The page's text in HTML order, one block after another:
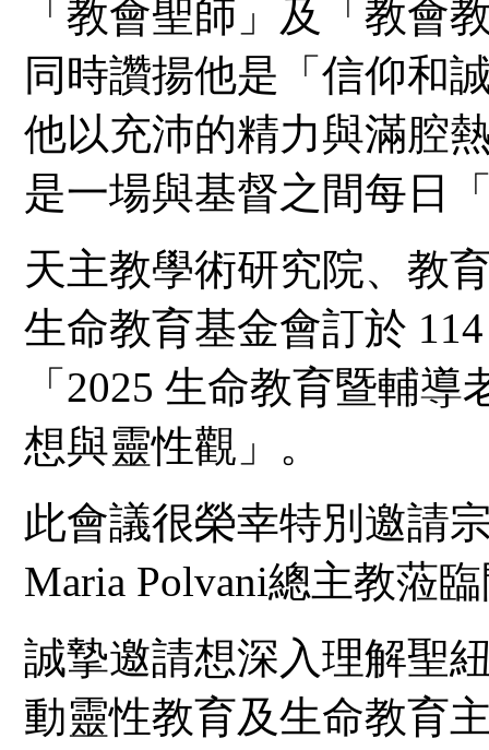
「教會聖師」及「教會
同時讚揚他是「信仰和
他以充沛的精力與滿腔
是一場與基督之間每日
天主教學術研究院、教
生命教育基金會訂於
「 2025生命教育暨輔導
想與靈性觀」。
此會議很榮幸特別邀請
Maria Polvani總主教蒞
誠摯邀請想深入理解聖
動靈性教育及生命教育